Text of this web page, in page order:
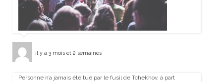
il y a 3 mois et 2 semaines
Personne n’a jamais été tué par le fusil de Tchekhov, à part